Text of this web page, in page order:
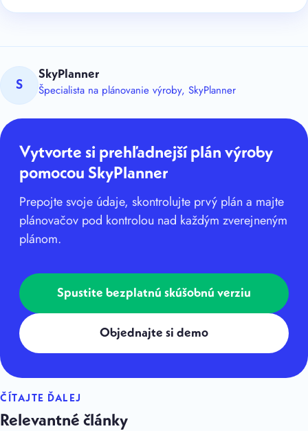
S
SkyPlanner
Špecialista na plánovanie výroby, SkyPlanner
Vytvorte si prehľadnejší plán výroby
pomocou SkyPlanner
Prepojte svoje údaje, skontrolujte prvý plán a majte
plánovačov pod kontrolou nad každým zverejneným
plánom.
Spustite bezplatnú skúšobnú verziu
Objednajte si demo
ČÍTAJTE ĎALEJ
Relevantné články